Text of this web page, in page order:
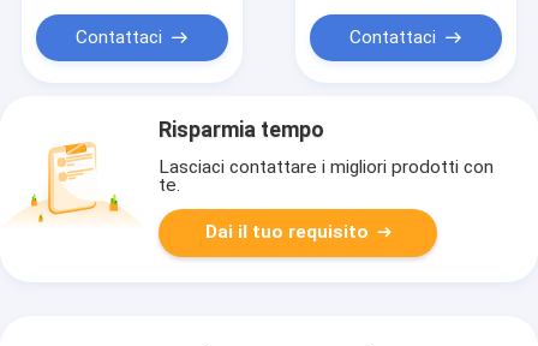
Contattaci Contattaci
Risparmia tempo
Lasciaci contattare i migliori prodotti con
te.
Dai il tuo requisito